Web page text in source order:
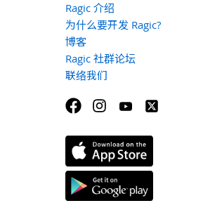
Ragic 介绍
为什么要开发 Ragic?
博客
Ragic 社群论坛
联络我们